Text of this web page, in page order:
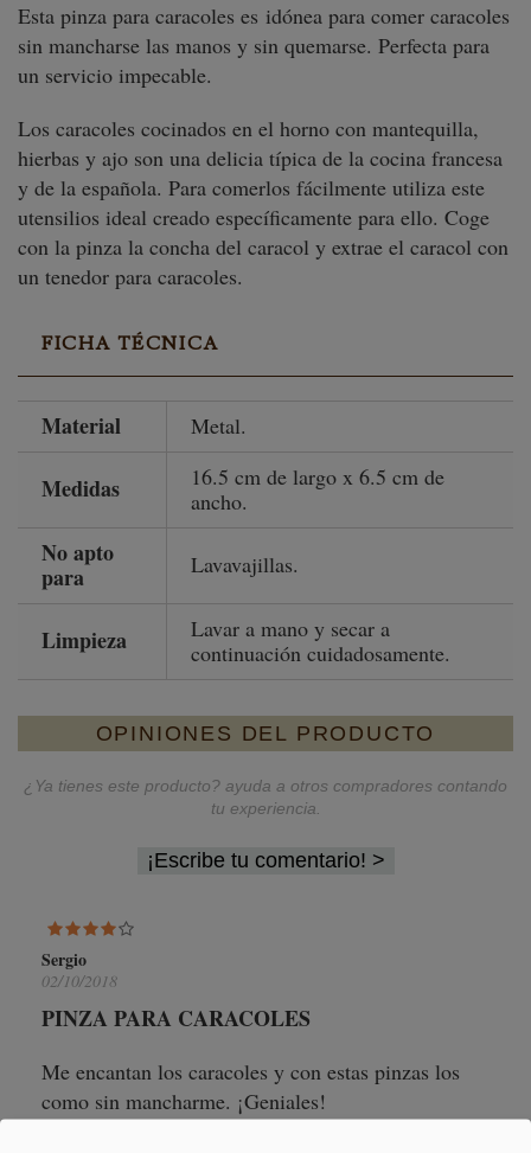
Esta pinza para caracoles es idónea para comer caracoles
sin mancharse las manos y sin quemarse. Perfecta para
un servicio impecable.
Los caracoles cocinados en el horno con mantequilla,
hierbas y ajo son una delicia típica de la cocina francesa
y de la española. Para comerlos fácilmente utiliza este
utensilios ideal creado específicamente para ello. Coge
con la pinza la concha del caracol y extrae el caracol con
un tenedor para caracoles.
FICHA TÉCNICA
Material Metal.
Medidas
16.5 cm de largo x 6.5 cm de
ancho.
No apto
para
Lavavajillas.
Limpieza
Lavar a mano y secar a
continuación cuidadosamente.
OPINIONES DEL PRODUCTO
¿Ya tienes este producto? ayuda a otros compradores contando
tu experiencia.
¡Escribe tu comentario!
Sergio
02/10/2018
PINZA PARA CARACOLES
Me encantan los caracoles y con estas pinzas los
como sin mancharme. ¡Geniales!